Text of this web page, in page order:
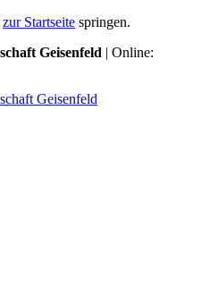
zur Startseite springen.
Geisenfeld | Online: